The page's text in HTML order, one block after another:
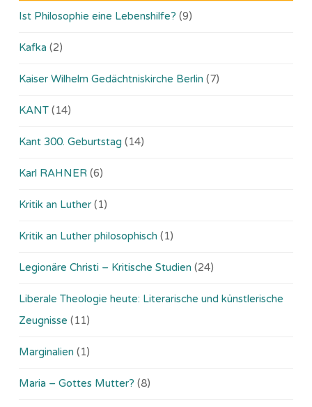
Ist Philosophie eine Lebenshilfe? (9)
Kafka (2)
Kaiser Wilhelm Gedächtniskirche Berlin (7)
KANT (14)
Kant 300. Geburtstag (14)
Karl RAHNER (6)
Kritik an Luther (1)
Kritik an Luther philosophisch (1)
Legionäre Christi – Kritische Studien (24)
Liberale Theologie heute: Literarische und künstlerische
Zeugnisse (11)
Marginalien (1)
Maria – Gottes Mutter? (8)